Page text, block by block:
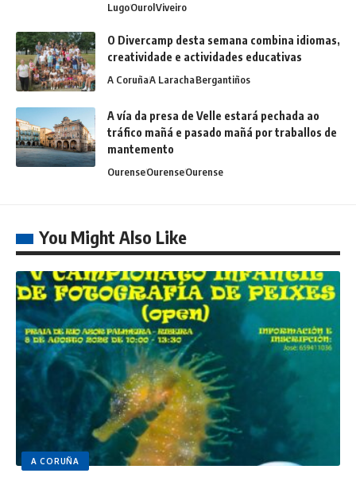
LugoOurolViveiro
O Divercamp desta semana combina idiomas,
creatividade e actividades educativas
A CoruñaA LarachaBergantiños
A vía da presa de Velle estará pechada ao
tráfico mañá e pasado mañá por traballos de
mantemento
OurenseOurenseOurense
You Might Also Like
A CORUÑA